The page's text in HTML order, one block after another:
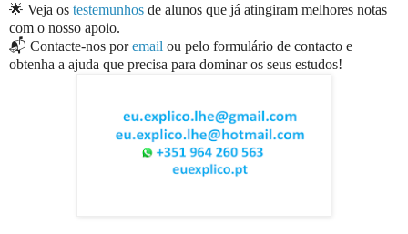
🌟 Veja os testemunhos de alunos que já atingiram melhores notas
com o nosso apoio.
📬 Contacte-nos poremail ou pelo formulário de contacto e
obtenha a ajuda que precisa para dominar os seus estudos!